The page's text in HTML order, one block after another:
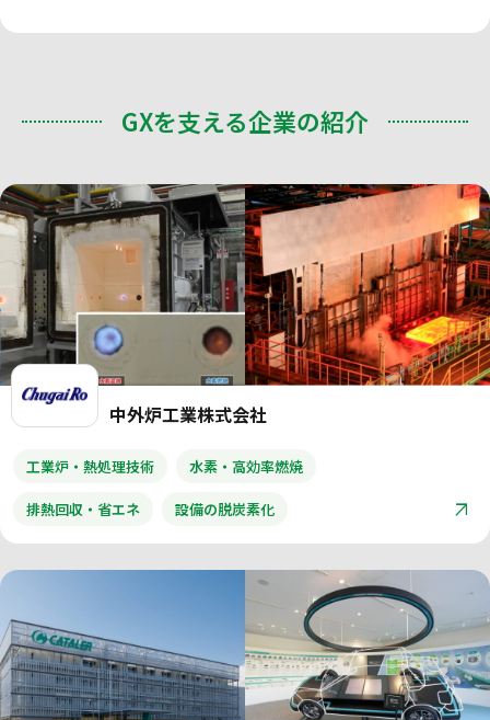
GXを支える企業の紹介
中外炉工業株式会社
工業炉・熱処理技術 水素・高効率燃焼
排熱回収・省エネ 設備の脱炭素化